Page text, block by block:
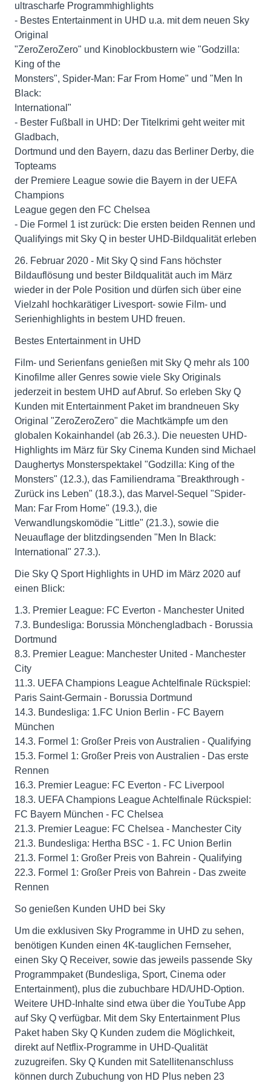
ultrascharfe Programmhighlights
- Bestes Entertainment in UHD u.a. mit dem neuen Sky
Original
"ZeroZeroZero" und Kinoblockbustern wie "Godzilla:
King of the
Monsters", Spider-Man: Far From Home" und "Men In
Black:
International"
- Bester Fußball in UHD: Der Titelkrimi geht weiter mit
Gladbach,
Dortmund und den Bayern, dazu das Berliner Derby, die
Topteams
der Premiere League sowie die Bayern in der UEFA
Champions
League gegen den FC Chelsea
- Die Formel 1 ist zurück: Die ersten beiden Rennen und
Qualifyings mit Sky Q in bester UHD-Bildqualität erleben
26. Februar 2020 - Mit Sky Q sind Fans höchster
Bildauflösung und bester Bildqualität auch im März
wieder in der Pole Position und dürfen sich über eine
Vielzahl hochkarätiger Livesport- sowie Film- und
Serienhighlights in bestem UHD freuen.
Bestes Entertainment in UHD
Film- und Serienfans genießen mit Sky Q mehr als 100
Kinofilme aller Genres sowie viele Sky Originals
jederzeit in bestem UHD auf Abruf. So erleben Sky Q
Kunden mit Entertainment Paket im brandneuen Sky
Original "ZeroZeroZero" die Machtkämpfe um den
globalen Kokainhandel (ab 26.3.). Die neuesten UHD-
Highlights im März für Sky Cinema Kunden sind Michael
Daughertys Monsterspektakel "Godzilla: King of the
Monsters" (12.3.), das Familiendrama "Breakthrough -
Zurück ins Leben" (18.3.), das Marvel-Sequel "Spider-
Man: Far From Home" (19.3.), die
Verwandlungskomödie "Little" (21.3.), sowie die
Neuauflage der blitzdingsenden "Men In Black:
International" 27.3.).
Die Sky Q Sport Highlights in UHD im März 2020 auf
einen Blick:
1.3. Premier League: FC Everton - Manchester United
7.3. Bundesliga: Borussia Mönchengladbach - Borussia
Dortmund
8.3. Premier League: Manchester United - Manchester
City
11.3. UEFA Champions League Achtelfinale Rückspiel:
Paris Saint-Germain - Borussia Dortmund
14.3. Bundesliga: 1.FC Union Berlin - FC Bayern
München
14.3. Formel 1: Großer Preis von Australien - Qualifying
15.3. Formel 1: Großer Preis von Australien - Das erste
Rennen
16.3. Premier League: FC Everton - FC Liverpool
18.3. UEFA Champions League Achtelfinale Rückspiel:
FC Bayern München - FC Chelsea
21.3. Premier League: FC Chelsea - Manchester City
21.3. Bundesliga: Hertha BSC - 1. FC Union Berlin
21.3. Formel 1: Großer Preis von Bahrein - Qualifying
22.3. Formel 1: Großer Preis von Bahrein - Das zweite
Rennen
So genießen Kunden UHD bei Sky
Um die exklusiven Sky Programme in UHD zu sehen,
benötigen Kunden einen 4K-tauglichen Fernseher,
einen Sky Q Receiver, sowie das jeweils passende Sky
Programmpaket (Bundesliga, Sport, Cinema oder
Entertainment), plus die zubuchbare HD/UHD-Option.
Weitere UHD-Inhalte sind etwa über die YouTube App
auf Sky Q verfügbar. Mit dem Sky Entertainment Plus
Paket haben Sky Q Kunden zudem die Möglichkeit,
direkt auf Netflix-Programme in UHD-Qualität
zuzugreifen. Sky Q Kunden mit Satellitenanschluss
können durch Zubuchung von HD Plus neben 23